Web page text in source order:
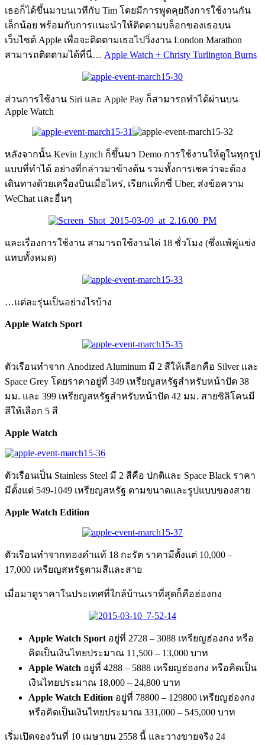
เธอก็ได้ขึ้นมาบนเวทีกับ Tim โดยมีการพูดคุยถึงการใช้งานกัน
เล็กน้อย พร้อมกับการแนะนำให้ติดตามบล็อกของเธอบน
เว็บไซต์ Apple เพื่อจะติดตามเธอไปวิ่งงาน London Marathon
สามารถติดตามได้ที่นี่… Apple Watch + Christy Turlington Burns
ส่วนการใช้งาน Siri และ Apple Pay ก็สามารถทำได้ผ่านบน
Apple Watch
หลังจากนั้น Kevin Lynch ก็ขึ้นมา Demo การใช้งานให้ดูในทุกรูป
แบบที่ทำได้ อย่างที่กล่าวมาข้างต้น รวมทั้งการเชคว่าจะต้อง
เดินทางด้วยเครื่องบินเมื่อไหร่, เรียกแท็กซี่ Uber, ส่งข้อความ
WeChat และอื่นๆ
และเรื่องการใช้งาน สามารถใช้งานได่ 18 ชั่วโมง (ซึ่งแพ้คู่แข่ง
แทบทั้งหมด)
…แต่ละรุ่นเป็นอย่างไรบ้าง
Apple Watch Sport
ตัวเรือนทำจาก Anodized Aluminum มี 2 สีให้เลือกคือ Silver และ
Space Grey โดยราคาอยู่ที่ 349 เหรียญสหรัฐสำหรับหน้าปัด 38
มม. และ 399 เหรียญสหรัฐสำหรับหน้าปัด 42 มม. สายซิลิโคนมี
สีให้เลือก 5 สี
Apple Watch
ตัวเรือนเป็น Stainless Steel มี 2 สีคือ ปกติและ Space Black ราคา
มีตั้งแต่ 549-1049 เหรียญสหรัฐ ตามขนาดและรูปแบบของสาย
Apple Watch Edition
ตัวเรือนทำจากทองคำแท้ 18 กะรัต ราคามีตั้งแต่ 10,000 –
17,000 เหรียญสหรัฐตามสีและสาย
เมื่อมาดูราคาในประเทศที่ใกล้บ้านเราที่สุดก็คือฮ่องกง
Apple Watch Sport อยู่ที่ 2728 – 3088 เหรียญฮ่องกง หรือ
คิดเป็นเงินไทยประมาณ 11,500 – 13,000 บาท
Apple Watch อยู่ที่ 4288 – 5888 เหรียญฮ่องกง หรือคิดเป็น
เงินไทยประมาณ 18,000 – 24,800 บาท
Apple Watch Edition อยู่ที่ 78800 – 129800 เหรียญฮ่องกง
หรือคิดเป็นเงินไทยประมาณ 331,000 – 545,000 บาท
เริ่มเปิดจองวันที่ 10 เมษายน 2558 นี้ และวางขายจริง 24